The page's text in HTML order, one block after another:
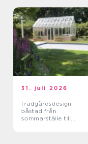
31. juli 2026
Trädgårdsdesign i
båstad från
sommarställe till